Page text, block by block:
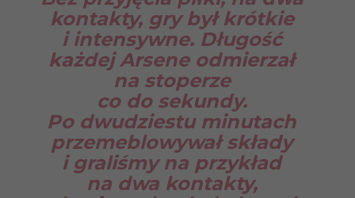
kontakty, gry był krótkie
i intensywne. Długość
każdej Arsene odmierzał
na stoperze
co do sekundy.
Po dwudziestu minutach
przemeblowywał składy
i graliśmy na przykład
na dwa kontakty,